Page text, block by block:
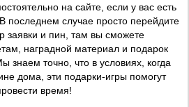
на сайте, если у вас есть
последнем случае просто перейдите
заявки и пин, там вы сможете
наградной материал и подарок
знаем точно, что в условиях, когда
дома, эти подарки-игры помогут
время!